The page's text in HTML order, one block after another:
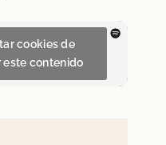
cookies de
contenido